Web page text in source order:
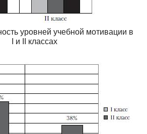
уровней учебной мотивации в
I и II классах